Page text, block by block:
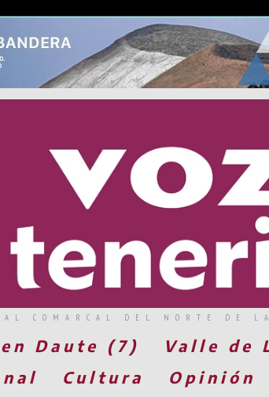
COMARCAL DEL NORTE DE
Daute (7) Valle de
Cultura Opinión